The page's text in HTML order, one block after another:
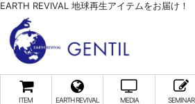
EARTH REVIVAL 地球再生アイテムをお届け！
ITEM EARTH REVIVAL MEDIA SEMINAR